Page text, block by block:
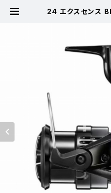
24 エクスセンス